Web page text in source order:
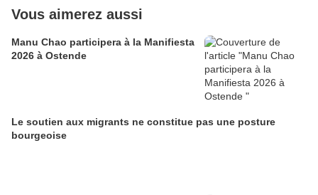
Vous aimerez aussi
Manu Chao participera à la Manifiesta
2026 à Ostende
Le soutien aux migrants ne constitue pas une posture
bourgeoise